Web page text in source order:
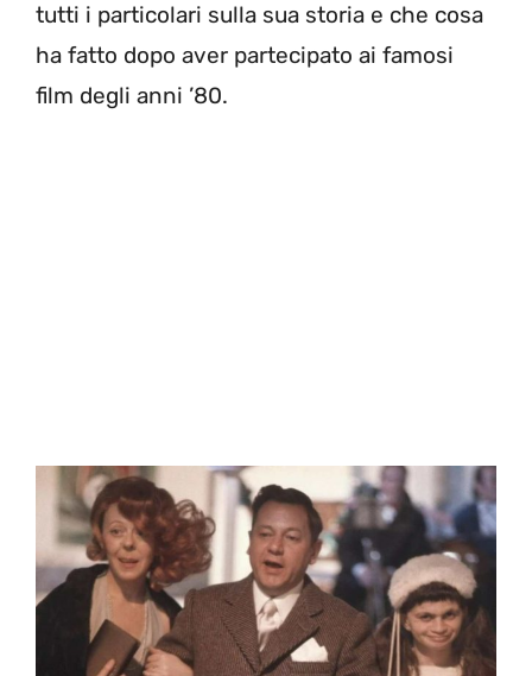
tutti i particolari sulla sua storia e che cosa
ha fatto dopo aver partecipato ai famosi
film degli anni ’80.